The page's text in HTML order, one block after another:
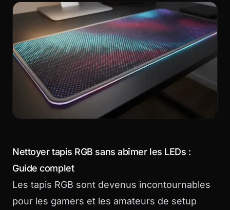
Nettoyer tapis RGB sans abîmer les LEDs :
Guide complet
Les tapis RGB sont devenus incontournables
pour les gamers et les amateurs de setup